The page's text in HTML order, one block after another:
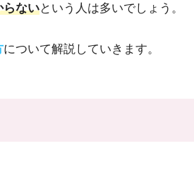
らないという人は多いでしょう。
について解説していきます。